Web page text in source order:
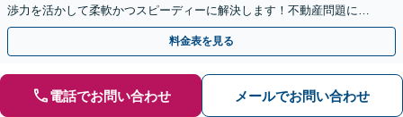
渉力を活かして柔軟かつスピーディーに解決します！不動産問題に幅
広く対応しています。
料金表を見る
電話でお問い合わせ メールでお問い合わせ